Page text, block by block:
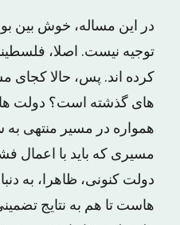
در این مساله، خوش بین
توجیه نیست. اصلا،
کرده اند. پس، حالا کجای
های گذشته است؟ دولت
همواره در مسیر منتهی
مسیری که باید با اعمال
دولت کنونی، ظاهرا، به
هاست تا هم به نتایج